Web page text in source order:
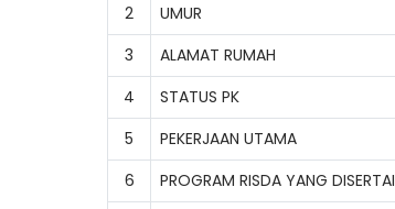
2
UMUR
3
ALAMAT RUMAH
4
STATUS PK
5
PEKERJAAN UTAMA
6
PROGRAM RISDA YANG DISERTAI